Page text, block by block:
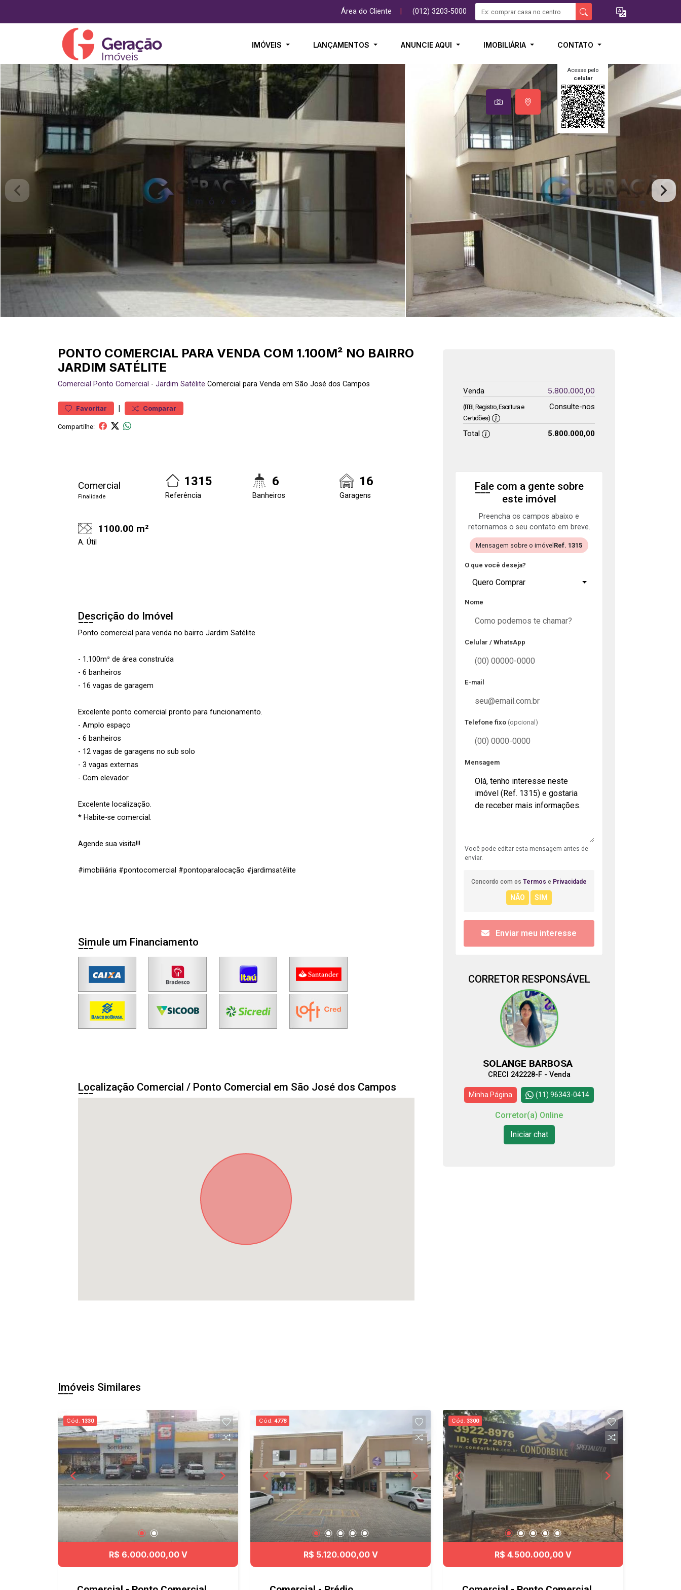
Área do Cliente (012) 3203-5000
IMÓVEIS LANÇAMENTOS ANUNCIE AQUI IMOBILIÁRIA CONTATO
Acesse pelo
celular
PONTO COMERCIAL PARA VENDA COM 1.100M² NO BAIRRO
JARDIM SATÉLITE
Comercial Ponto Comercial - Jardim Satélite Comercial para Venda em São José dos Campos
Favoritar | Comparar
Compartilhe:
Comercial
Finalidade
1315
Referência
6
Banheiros
16
Garagens
1100.00 m²
A. Útil
Descrição do Imóvel
Ponto comercial para venda no bairro Jardim Satélite
- 1.100m² de área construída
- 6 banheiros
- 16 vagas de garagem
Excelente ponto comercial pronto para funcionamento.
- Amplo espaço
- 6 banheiros
- 12 vagas de garagens no sub solo
- 3 vagas externas
- Com elevador
Excelente localização.
* Habite-se comercial.
Agende sua visita!!!
#imobiliária #pontocomercial #pontoparalocação #jardimsatélite
Simule um Financiamento
Localização Comercial / Ponto Comercial em São José dos Campos
Venda 5.800.000,00
(ITBI, Registro, Escritura e
Certidões)
Consulte-nos
Total 5.800.000,00
Fale com a gente sobre
este imóvel
Preencha os campos abaixo e
retornamos o seu contato em breve.
Mensagem sobre o imóvel Ref. 1315
O que você deseja?
Quero Comprar
Nome
Celular / WhatsApp
E-mail
Telefone fixo (opcional)
Mensagem
Você pode editar esta mensagem antes de
enviar.
Concordo com os Termos e Privacidade
Enviar meu interesse
CORRETOR RESPONSÁVEL
SOLANGE BARBOSA
CRECI 242228-F - Venda
Minha Página (11) 96343-0414
Corretor(a) Online
Iniciar chat
Imóveis Similares
Cód. 1330
R$ 6.000.000,00 V
Cód. 4778
R$ 5.120.000,00 V
Cód. 3300
R$ 4.500.000,00 V